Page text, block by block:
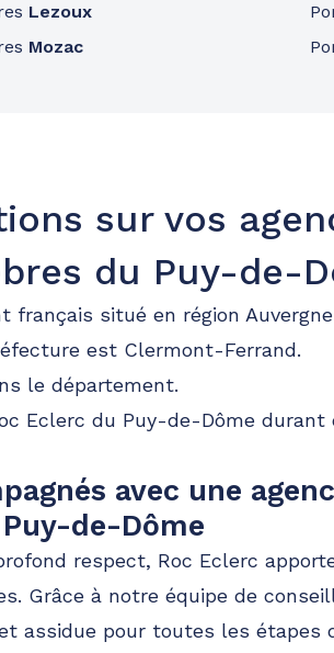
Lezoux
Mozac
sur vos
du Puy-de-
français situé en région
est Clermont-Ferrand.
le département.
Eclerc du Puy-de-Dôme durant
avec une
de-Dôme
respect, Roc Eclerc
Grâce à notre équipe de
assidue pour toutes les étapes